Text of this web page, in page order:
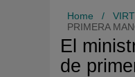
Home /
PRIMERA
El
de